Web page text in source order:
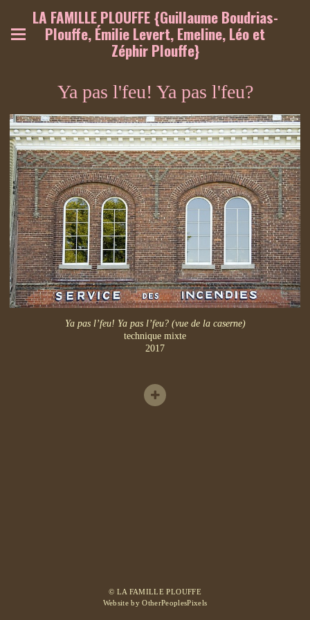
LA FAMILLE PLOUFFE {Guillaume Boudrias-
Plouffe, Émilie Levert, Emeline, Léo et
Zéphir Plouffe}
Ya pas l'feu! Ya pas l'feu?
Ya pas l’feu! Ya pas l’feu? (vue de la caserne)
technique mixte
2017
© LA FAMILLE PLOUFFE
Website by OtherPeoplesPixels